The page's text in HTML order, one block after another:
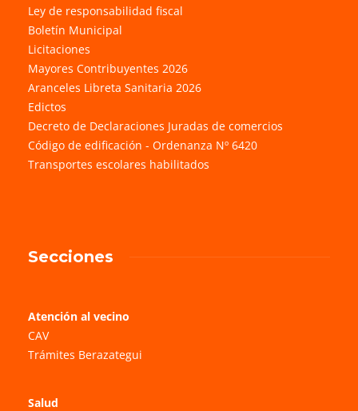
Ley de responsabilidad fiscal
Boletín Municipal
Licitaciones
Mayores Contribuyentes 2026
Aranceles Libreta Sanitaria 2026
Edictos
Decreto de Declaraciones Juradas de comercios
Código de edificación - Ordenanza Nº 6420
Transportes escolares habilitados
Secciones
Atención al vecino
CAV
Trámites Berazategui
Salud